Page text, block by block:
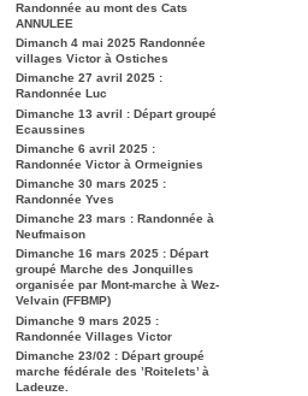
Randonnée au mont des Cats
ANNULEE
Dimanch 4 mai 2025 Randonnée
villages Victor à Ostiches
Dimanche 27 avril 2025 :
Randonnée Luc
Dimanche 13 avril : Départ groupé
Ecaussines
Dimanche 6 avril 2025 :
Randonnée Victor à Ormeignies
Dimanche 30 mars 2025 :
Randonnée Yves
Dimanche 23 mars : Randonnée à
Neufmaison
Dimanche 16 mars 2025 : Départ
groupé Marche des Jonquilles
organisée par Mont-marche à Wez-
Velvain (FFBMP)
Dimanche 9 mars 2025 :
Randonnée Villages Victor
Dimanche 23/02 : Départ groupé
marche fédérale des ’Roitelets’ à
Ladeuze.